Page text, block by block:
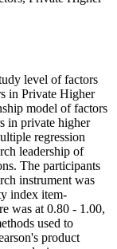
level of factors
in Private Higher
model of factors
in private higher
regression
leadership of
The participants
instrument was
index item-
was at 0.80 - 1.00,
used to
product